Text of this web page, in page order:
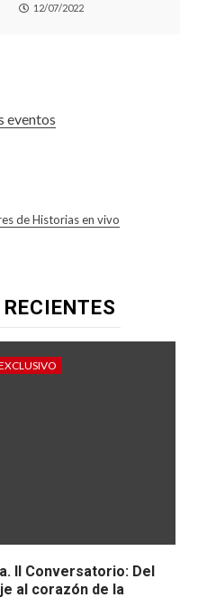
12/07/2022
eventos
de Historias en vivo
II Conversatorio: Del
al corazón de la